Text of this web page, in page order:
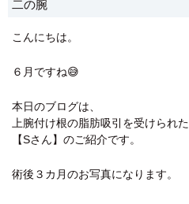
二の腕
こんにちは。
６月ですね😅
本日のブログは、
上腕付け根の脂肪吸引を受けられた
【Sさん】のご紹介です。
術後３カ月のお写真になります。